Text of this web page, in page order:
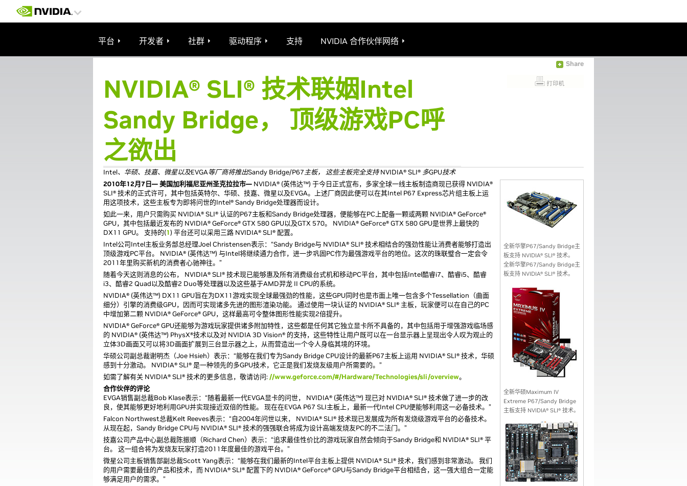
平台 开发者 社群 驱动程序 支持 NVIDIA 合作伙伴网络
Share
NVIDIA® SLI® 技术联姻Intel
Sandy Bridge， 顶级游戏PC呼
之欲出
Intel、华硕、技嘉、微星以及EVGA等厂商将推出Sandy Bridge/P67主板， 这些主板完全支持 NVIDIA® SLI® 多GPU技术
全新华擎P67/Sandy Bridge主
板支持 NVIDIA® SLI® 技术。
全新华擎P67/Sandy Bridge主
板支持 NVIDIA® SLI® 技术。
全新华硕Maximum IV
Extreme P67/Sandy Bridge
主板支持 NVIDIA® SLI® 技术。
2010年12月7日— 美国加利福尼亚州圣克拉拉市— NVIDIA® (英伟达™) 于今日正式宣布，多家全球一线主板制造商现已获得 NVIDIA®
SLI® 技术的正式许可，其中包括英特尔、华硕、技嘉、微星以及EVGA。上述厂商因此便可以在其Intel P67 Express芯片组主板上运
用这项技术，这些主板专为即将问世的Intel® Sandy Bridge处理器而设计。
如此一来，用户只需购买 NVIDIA® SLI® 认证的P67主板和Sandy Bridge处理器，便能够在PC上配备一颗或两颗 NVIDIA® GeForce®
GPU，其中包括最近发布的 NVIDIA® GeForce® GTX 580 GPU以及GTX 570。 NVIDIA® GeForce® GTX 580 GPU是世界上最快的
DX11 GPU。 支持的(1) 平台还可以采用三路 NVIDIA® SLI® 配置。
Intel公司Intel主板业务部总经理Joel Christensen表示：“Sandy Bridge与 NVIDIA® SLI® 技术相结合的强劲性能让消费者能够打造出
顶级游戏PC平台。 NVIDIA® (英伟达™) 与Intel将继续通力合作，进一步巩固PC作为最强游戏平台的地位。这次的珠联璧合一定会令
2011年里购买新机的消费者心驰神往。”
随着今天这则消息的公布， NVIDIA® SLI® 技术现已能够惠及所有消费级台式机和移动PC平台，其中包括Intel酷睿i7、酷睿i5、酷睿
i3、酷睿2 Quad以及酷睿2 Duo等处理器以及这些基于AMD羿龙 II CPU的系统。
NVIDIA® (英伟达™) DX11 GPU旨在为DX11游戏实现全球最强劲的性能，这些GPU同时也是市面上唯一包含多个Tessellation（曲面
细分）引擎的消费级GPU，因而可实现诸多先进的图形渲染功能。 通过使用一块认证的 NVIDIA® SLI® 主板，玩家便可以在自己的PC
中增加第二颗 NVIDIA® GeForce® GPU，这样最高可令整体图形性能实现2倍提升。
NVIDIA® GeForce® GPU还能够为游戏玩家提供诸多附加特性，这些都是任何其它独立显卡所不具备的，其中包括用于增强游戏临场感
的 NVIDIA® (英伟达™) PhysX®技术以及对 NVIDIA 3D Vision® 的支持，这些特性让用户既可以在一台显示器上呈现出令人叹为观止的
立体3D画面又可以将3D画面扩展到三台显示器之上，从而营造出一个令人身临其境的环境。
华硕公司副总裁谢明杰（Joe Hsieh）表示：“能够在我们专为Sandy Bridge CPU设计的最新P67主板上运用 NVIDIA® SLI® 技术，华硕
感到十分激动。 NVIDIA® SLI® 是一种领先的多GPU技术，它正是我们发烧友级用户所需要的。”
如需了解有关 NVIDIA® SLI® 技术的更多信息，敬请访问://www.geforce.com/#/Hardware/Technologies/sli/overview。
合作伙伴的评论
EVGA销售副总裁Bob Klase表示：“随着最新一代EVGA显卡的问世， NVIDIA® (英伟达™) 现已对 NVIDIA® SLI® 技术做了进一步的改
良，使其能够更好地利用GPU并实现接近双倍的性能。 现在在EVGA P67 SLI主板上，最新一代Intel CPU便能够利用这一必备技术。”
Falcon Northwest总裁Kelt Reeves表示：“自2004年问世以来， NVIDIA® SLI® 技术现已发展成为所有发烧级游戏平台的必备技术。
从现在起，Sandy Bridge CPU与 NVIDIA® SLI® 技术的强强联合将成为设计高端发烧友PC的不二法门。”
技嘉公司产品中心副总裁陈振顺（Richard Chen）表示：“追求最佳性价比的游戏玩家自然会倾向于Sandy Bridge和 NVIDIA® SLI® 平
台。 这一组合将为发烧友玩家打造2011年度最佳的游戏平台。”
微星公司主板销售部副总裁Scott Yang表示：“能够在我们最新的Intel平台主板上提供 NVIDIA® SLI® 技术，我们感到非常激动。 我们
的用户需要最佳的产品和技术，而 NVIDIA® SLI® 配置下的 NVIDIA® GeForce® GPU与Sandy Bridge平台相结合，这一强大组合一定能
够满足用户的需求。”